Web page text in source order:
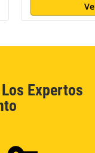
Expertos